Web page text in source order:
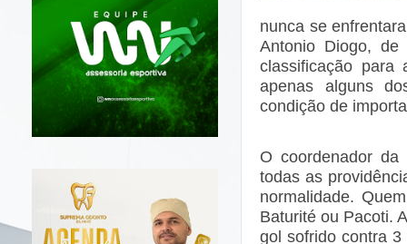
nunca se
Antonio Diogo,
classificação
apenas alguns
condição de
O coordenador da
todas as
normalidade.
Baturité ou Pacoti.
gol sofrido contra